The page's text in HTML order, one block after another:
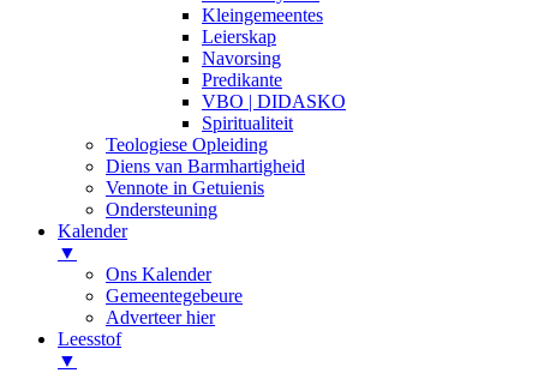
Kleingemeentes
Leierskap
Navorsing
Predikante
VBO | DIDASKO
Spiritualiteit
Teologiese Opleiding
Diens van Barmhartigheid
Vennote in Getuienis
Ondersteuning
Kalender
▼
Ons Kalender
Gemeentegebeure
Adverteer hier
Leesstof
▼